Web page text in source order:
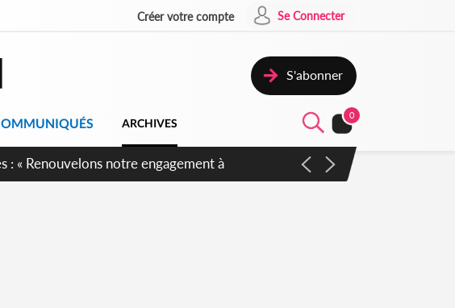
Créer votre compte Se Connecter
S'abonner
ARCHIVES
0
clés des amendements, un exclu